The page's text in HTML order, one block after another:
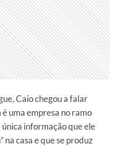
Caio chegou a falar
uma empresa no ramo
informação que ele
na casa e que se produz